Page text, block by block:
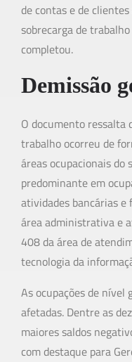
de contas e de
sobrecarga de
completou.
Demissão
O documento ressalta
trabalho ocorreu de
áreas ocupacionais do
predominante em
atividades bancárias e
área administrativa e
408 da área de
tecnologia da
As ocupações de nível
afetadas. Dentre as
maiores saldos
com destaque para